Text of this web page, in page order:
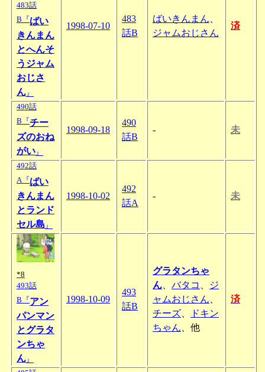
483話
B『ばい
きんまん
とへんそ
うジャム
おじさ
ん 』
1998-07-10
483
話B
ばいきんまん
ジャムおじさん
済
490話
B『チー
ズのおね
がい 』
1998-09-18
490
話B
- 未
492話
A『ばい
きんまん
とランド
セル島 』
1998-10-02
492
話A
- 未
*8
493話
B『アン
パンマン
とグラタ
ンちゃ
ん 』
1998-10-09
493
話B
グラタンちゃ
ん
バタコ
ジ
ャムおじさん
チーズ
ドキン
ちゃん 、他
済